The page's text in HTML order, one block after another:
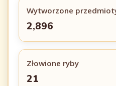
Wytworzone
2,896
Złowione ryby
21